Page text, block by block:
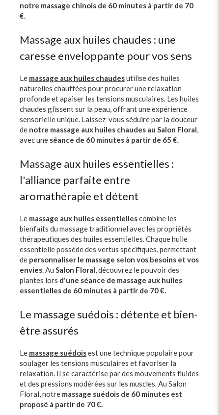
notre massage chinois de 60 minutes à partir de 70
€.
Massage aux huiles chaudes : une
caresse enveloppante pour vos sens
Le massage aux huiles chaudesutilise des huiles
naturelles chauffées pour procurer une relaxation
profonde et apaiser les tensions musculaires. Les huiles
chaudes glissent sur la peau, offrant une expérience
sensorielle unique. Laissez-vous séduire par la douceur
de notre massage aux huiles chaudes au Salon Floral
avec une séance de 60 minutes à partir de 65 €.
Massage aux huiles essentielles :
l'alliance parfaite entre
aromathérapie et détent
Le massage aux huiles essentiellescombine les
bienfaits du massage traditionnel avec les propriétés
thérapeutiques des huiles essentielles. Chaque huile
essentielle possède des vertus spécifiques, permettant
de personnaliser le massage selon vos besoins et vos
envies . Au Salon Floral , découvrez le pouvoir des
plantes lors d'une séance de massage aux huiles
essentielles de 60 minutes à partir de 70 €.
Le massage suédois : détente et bien-
être assurés
Le massage suédoisest une technique populaire pour
soulager les tensions musculaires et favoriser la
relaxation. Il se caractérise par des mouvements fluides
et des pressions modérées sur les muscles. Au Salon
Floral, notre massage suédois de 60 minutes est
proposé à partir de 70 €.